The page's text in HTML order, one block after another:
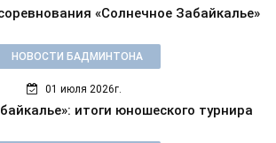
«Солнечное Забайкалье»
НОВОСТИ БАДМИНТОНА
01 июля 2026г.
итоги юношеского турнира